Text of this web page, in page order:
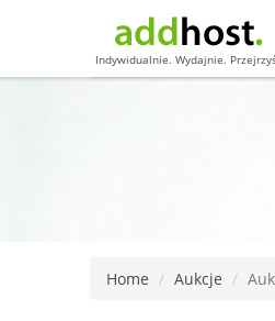
Indywidualnie. Wydajnie.
Home Aukcje